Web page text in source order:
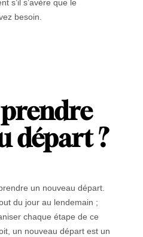
s’il s’avère que le
besoin.
départ ?
un nouveau départ.
du jour au lendemain ;
chaque étape de ce
un nouveau départ est un